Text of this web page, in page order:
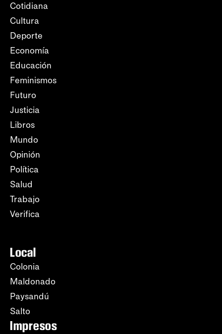
Cotidiana
Cultura
Deporte
Economía
Educación
Feminismos
Futuro
Justicia
Libros
Mundo
Opinión
Política
Salud
Trabajo
Verifica
Local
Colonia
Maldonado
Paysandú
Salto
Impresos